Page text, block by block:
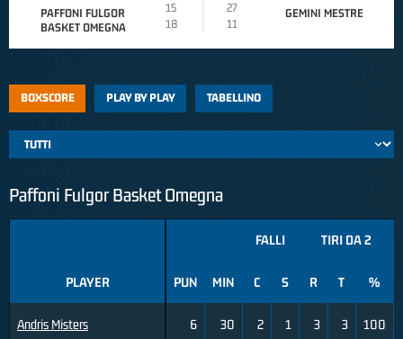
PAFFONI FULGOR
BASKET OMEGNA
15
27
18
11
GEMINI MESTRE
BOXSCORE PLAY BY PLAY TABELLINO
Paffoni Fulgor Basket Omegna
PLAYER
Andris Misters
FALLI TIRI DA 2
PUN MIN C S R T %
6 30 2 1 3 3 100